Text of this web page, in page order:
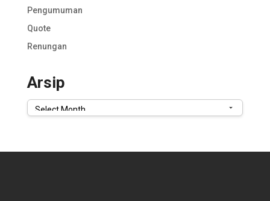
Pengumuman
Quote
Renungan
Arsip
Arsip